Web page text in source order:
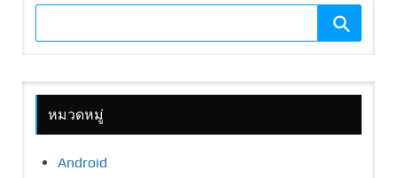
หมวดหมู่
Android